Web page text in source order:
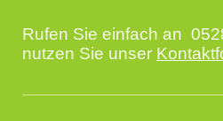
Rufen Sie einfach an
nutzen Sie unser